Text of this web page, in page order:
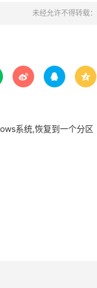
未经允许不得转载：
  
系统,恢复到一个分区